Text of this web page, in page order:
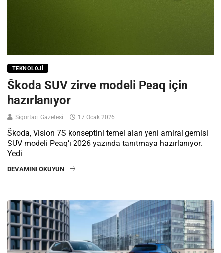
TEKNOLOJI
Škoda SUV zirve modeli Peaq için
hazırlanıyor
Sigortacı Gazetesi 17 Ocak 2026
Škoda, Vision 7S konseptini temel alan yeni amiral gemisi
SUV modeli Peaq’ı 2026 yazında tanıtmaya hazırlanıyor.
Yedi
DEVAMINI OKUYUN